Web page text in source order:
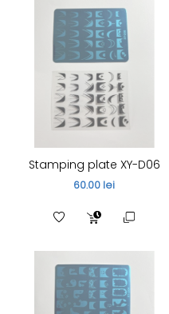
Stamping plate XY-D06
60.00 lei